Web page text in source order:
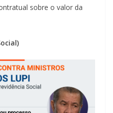
sobre o valor da